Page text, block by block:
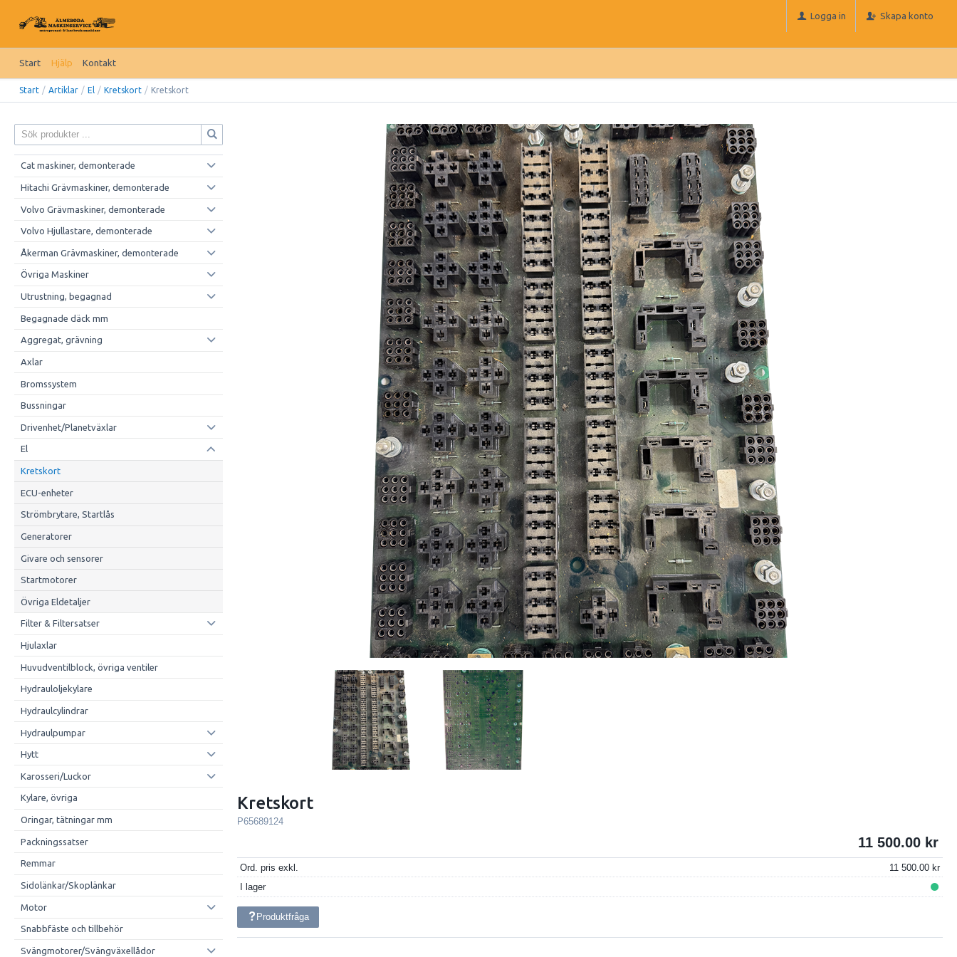
Logga in Skapa konto
Start Hjälp Kontakt
Start / Artiklar / El / Kretskort / Kretskort
Cat maskiner, demonterade
Hitachi Grävmaskiner, demonterade
Volvo Grävmaskiner, demonterade
Volvo Hjullastare, demonterade
Åkerman Grävmaskiner, demonterade
Övriga Maskiner
Utrustning, begagnad
Begagnade däck mm
Aggregat, grävning
Axlar
Bromssystem
Bussningar
Drivenhet/Planetväxlar
El
Kretskort
ECU-enheter
Strömbrytare, Startlås
Generatorer
Givare och sensorer
Startmotorer
Övriga Eldetaljer
Filter & Filtersatser
Hjulaxlar
Huvudventilblock, övriga ventiler
Hydrauloljekylare
Hydraulcylindrar
Hydraulpumpar
Hytt
Karosseri/Luckor
Kylare, övriga
Oringar, tätningar mm
Packningssatser
Remmar
Sidolänkar/Skoplänkar
Motor
Snabbfäste och tillbehör
Svängmotorer/Svängväxellådor
Kretskort
P65689124
11 500.00
Ord. pris exkl.
11 500.00
I lager
Produktfråga